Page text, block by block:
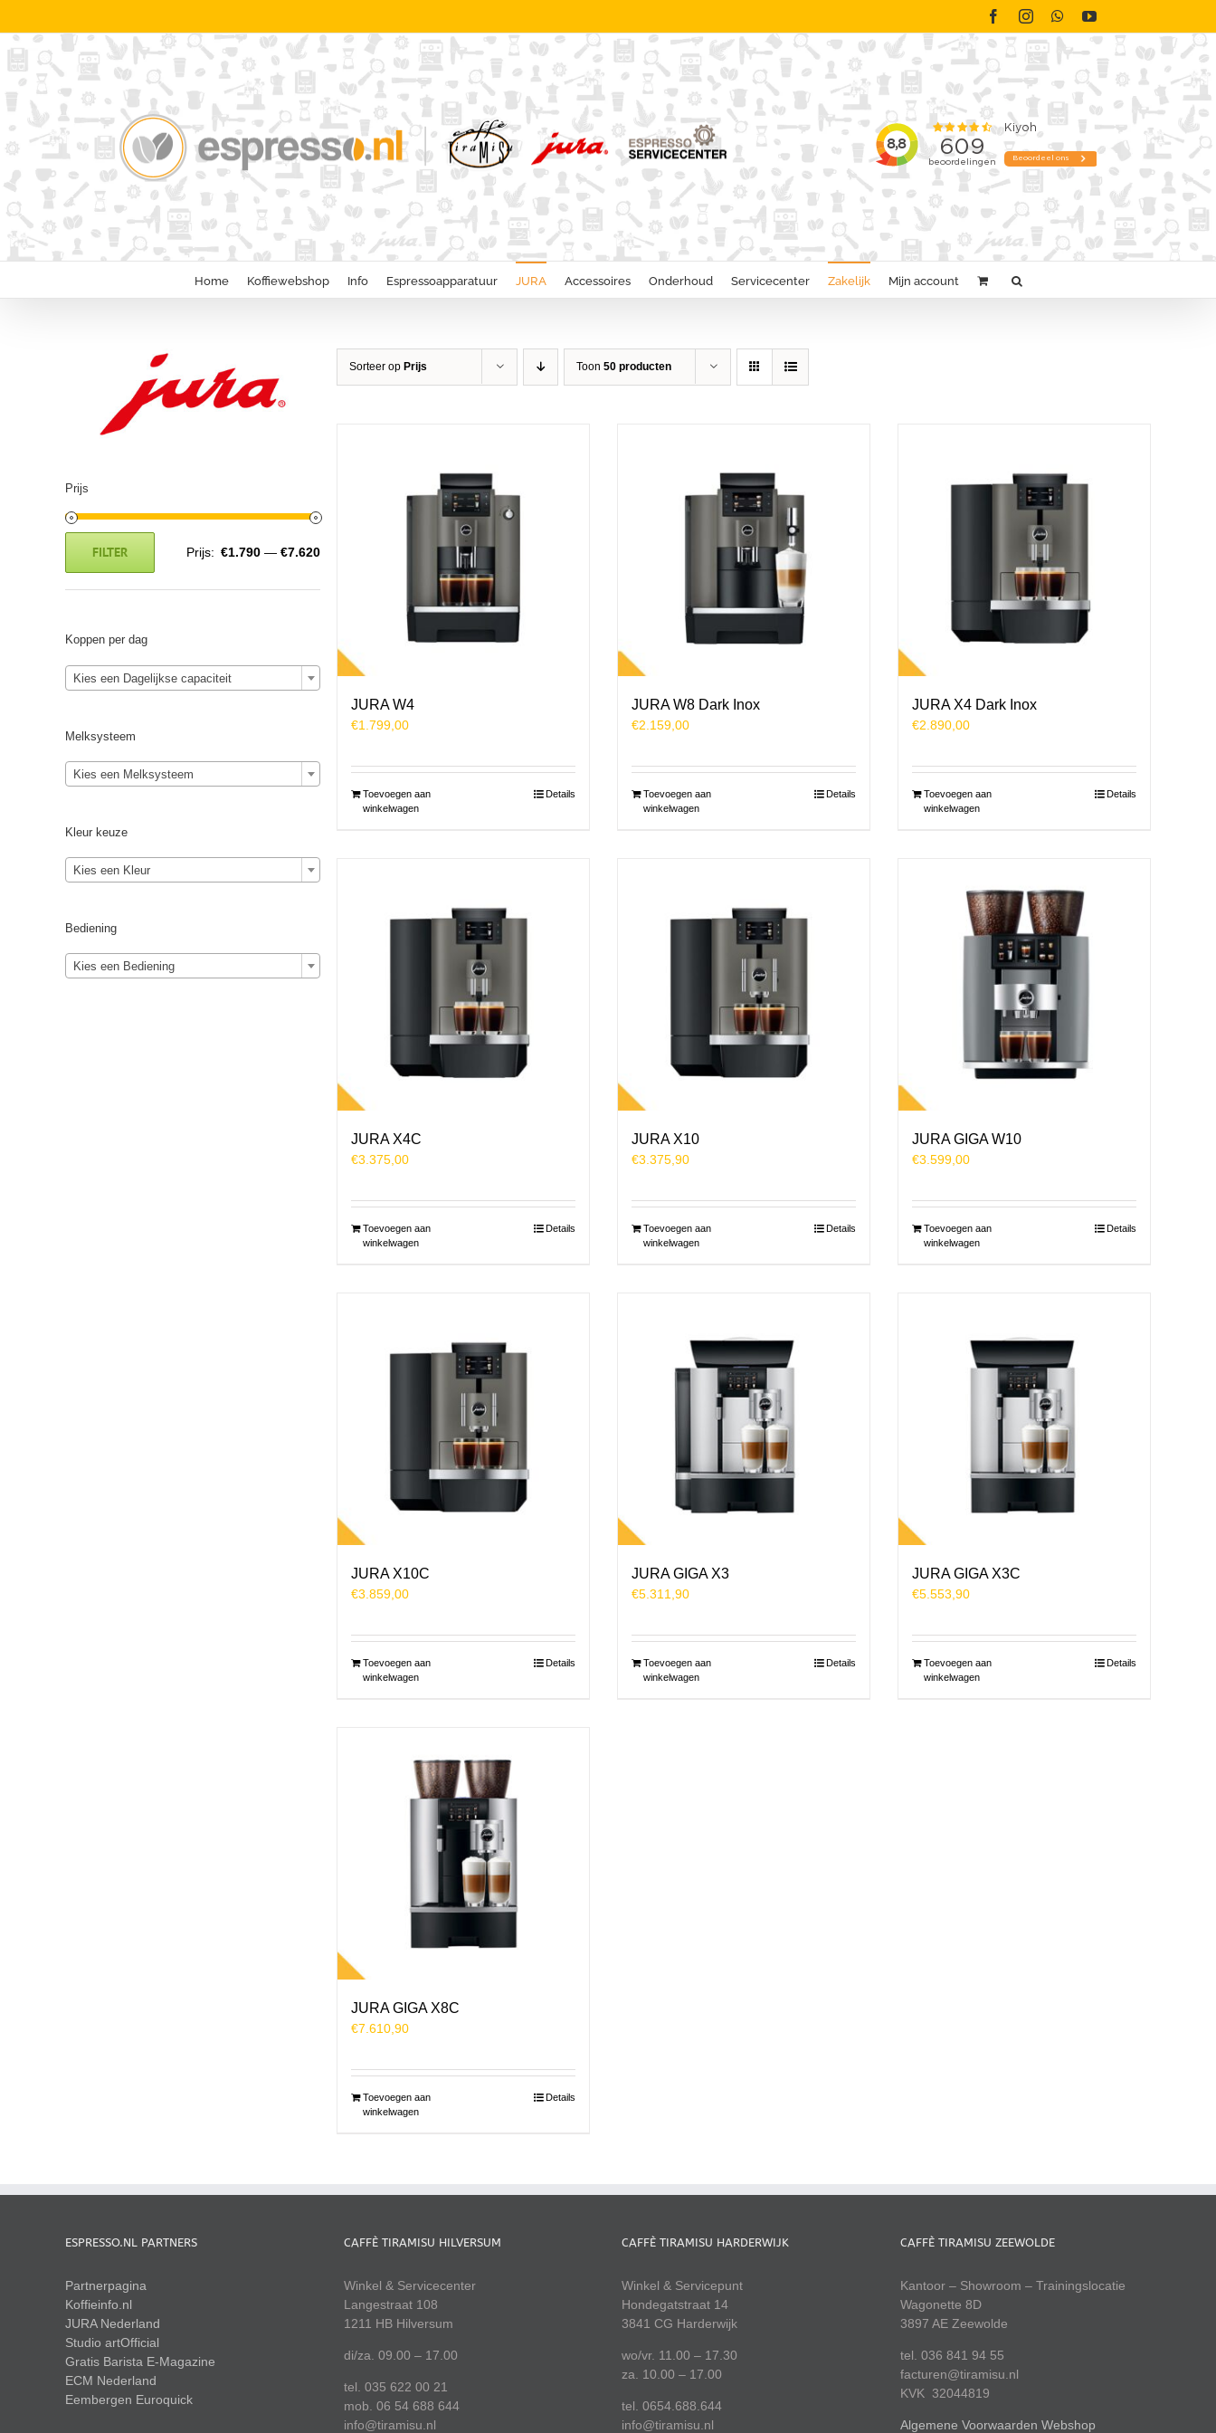
inhoud
FacebookInstagramWhatsAppYouTube
Home Koffiewebshop Info Espressoapparatuur JURA Accessoires Onderhoud Servicecenter Zakelijk Mijn account
Sorteer op Prijs Toon 50 producten
JURA W4
€1.799,00
Toevoegen aan
winkelwagen
Details
JURA W8 Dark Inox
€2.159,00
Toevoegen aan
winkelwagen
Details
JURA X4 Dark Inox
€2.890,00
Toevoegen aan
winkelwagen
Details
JURA X4C
€3.375,00
Toevoegen aan
winkelwagen
Details
JURA X10
€3.375,90
Toevoegen aan
winkelwagen
Details
JURA GIGA W10
€3.599,00
Toevoegen aan
winkelwagen
Details
JURA X10C
€3.859,00
Toevoegen aan
winkelwagen
Details
JURA GIGA X3
€5.311,90
Toevoegen aan
winkelwagen
Details
JURA GIGA X3C
€5.553,90
Toevoegen aan
winkelwagen
Details
JURA GIGA X8C
€7.610,90
Toevoegen aan
winkelwagen
Details
Prijs
FILTER Prijs: €1.790 — €7.620
Koppen per dag
Kies een Dagelijkse capaciteit
Melksysteem
Kies een Melksysteem
Kleur keuze
Kies een Kleur
Bediening
Kies een Bediening
ESPRESSO.NL PARTNERS
Partnerpagina
Koffieinfo.nl
JURA Nederland
Studio artOfficial
Gratis Barista E-Magazine
ECM Nederland
Eembergen Euroquick
CAFFÈ TIRAMISU HILVERSUM
Winkel & Servicecenter
Langestraat 108
1211 HB Hilversum
di/za. 09.00 – 17.00
tel. 035 622 00 21
mob. 06 54 688 644
info@tiramisu.nl
CAFFÈ TIRAMISU HARDERWIJK
Winkel & Servicepunt
Hondegatstraat 14
3841 CG Harderwijk
wo/vr. 11.00 – 17.30
za. 10.00 – 17.00
tel. 0654.688.644
info@tiramisu.nl
CAFFÈ TIRAMISU ZEEWOLDE
Kantoor – Showroom – Trainingslocatie
Wagonette 8D
3897 AE Zeewolde
tel. 036 841 94 55
facturen@tiramisu.nl
KVK 32044819
Algemene Voorwaarden Webshop